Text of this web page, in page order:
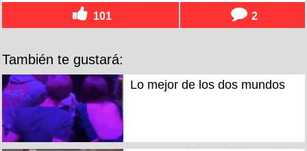
101 2
También te gustará:
Lo mejor de los dos mundos